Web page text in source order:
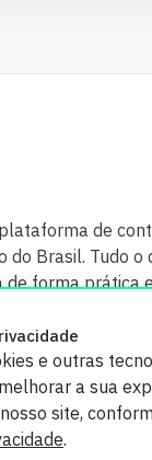
e outras
a sua
site,
.
de
do Brasil. Tudo o
de forma prática